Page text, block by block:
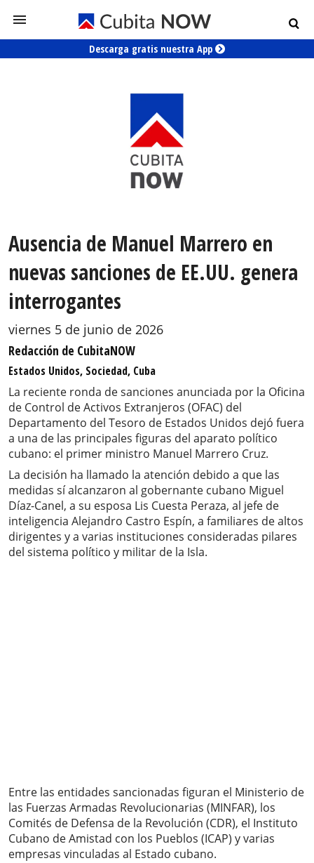
Descarga gratis nuestra App
Ausencia de Manuel Marrero en
nuevas sanciones de EE.UU. genera
interrogantes
viernes 5 de junio de 2026
Redacción de CubitaNOW
Estados Unidos, Sociedad, Cuba
La reciente ronda de sanciones anunciada por la Oficina
de Control de Activos Extranjeros (OFAC) del
Departamento del Tesoro de Estados Unidos dejó fuera
a una de las principales figuras del aparato político
cubano: el primer ministro Manuel Marrero Cruz.
La decisión ha llamado la atención debido a que las
medidas sí alcanzaron al gobernante cubano Miguel
Díaz-Canel, a su esposa Lis Cuesta Peraza, al jefe de
inteligencia Alejandro Castro Espín, a familiares de altos
dirigentes y a varias instituciones consideradas pilares
del sistema político y militar de la Isla.
Entre las entidades sancionadas figuran el Ministerio de
las Fuerzas Armadas Revolucionarias (MINFAR), los
Comités de Defensa de la Revolución (CDR), el Instituto
Cubano de Amistad con los Pueblos (ICAP) y varias
empresas vinculadas al Estado cubano.